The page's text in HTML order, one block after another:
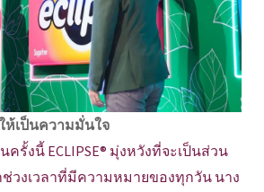
ห้เป็นความมั่นใจ
ครั้งนี้ ECLIPSE® มุ่งหวังที่จะเป็นส่วน
ช่วงเวลาที่มีความหมายของทุกวัน นาง